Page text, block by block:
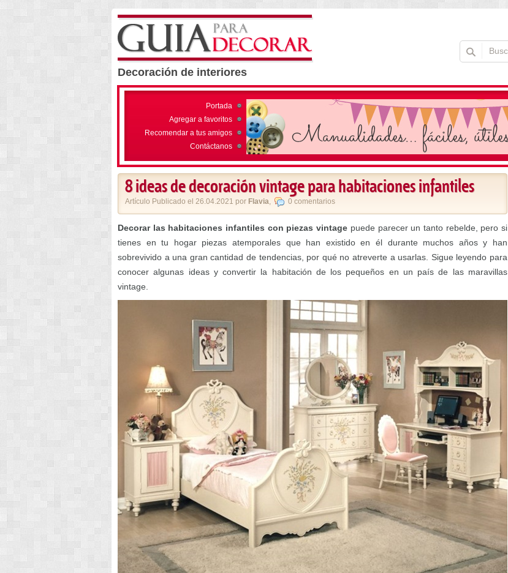
Decoración de interiores
Portada
Agregar a favoritos
Recomendar a tus amigos
Contáctanos
8 ideas de decoración vintage para habitaciones infantiles
Artículo Publicado el 26.04.2021 por Flavia, 0 comentarios
Decorar las habitaciones infantiles con piezas vintage puede parecer un tanto rebelde, pero si
tienes en tu hogar piezas atemporales que han existido en él durante muchos años y han
sobrevivido a una gran cantidad de tendencias, por qué no atreverte a usarlas. Sigue leyendo para
conocer algunas ideas y convertir la habitación de los pequeños en un país de las maravillas
vintage.